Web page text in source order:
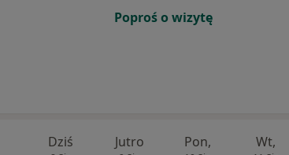
Poproś o wizytę
Dziś Jutro Pon, Wt,